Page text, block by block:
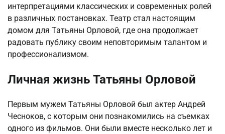
интерпретациями классических и современных ролей
в различных постановках. Театр стал настоящим
домом для Татьяны Орловой, где она продолжает
радовать публику своим неповторимым талантом и
профессионализмом.
Личная жизнь Татьяны Орловой
Первым мужем Татьяны Орловой был актер Андрей
Чесноков, с которым они познакомились на съемках
одного из фильмов. Они были вместе несколько лет и